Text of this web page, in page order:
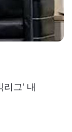
리그' 내